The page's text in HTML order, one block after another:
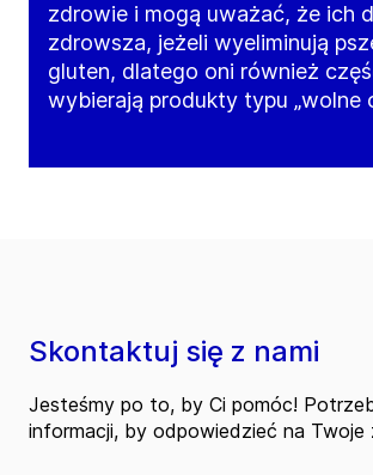
zdrowie i mogą uważać, że ich
zdrowsza, jeżeli wyeliminują
gluten, dlatego oni również
wybierają produkty typu „wolne
Skontaktuj się z nami
Jesteśmy po to, by Ci pomóc!
informacji, by odpowiedzieć na Twoje